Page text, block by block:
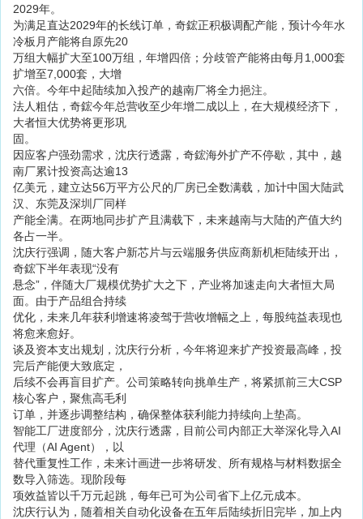
2029年。
为满足直达2029年的长线订单，奇鋐正积极调配产能，预计今年水
冷板月产能将自原先20
万组大幅扩大至100万组，年增四倍；分歧管产能将由每月1,000套
扩增至7,000套，大增
六倍。今年中起陆续加入投产的越南厂将全力挹注。
法人粗估，奇鋐今年总营收至少年增二成以上，在大规模经济下，
大者恒大优势将更形巩
固。
因应客户强劲需求，沈庆行透露，奇鋐海外扩产不停歇，其中，越
南厂累计投资高达逾13
亿美元，建立达56万平方公尺的厂房已全数满载，加计中国大陆武
汉、东莞及深圳厂同样
产能全满。在两地同步扩产且满载下，未来越南与大陆的产值大约
各占一半。
沈庆行强调，随大客户新芯片与云端服务供应商新机柜陆续开出，
奇鋐下半年表现“没有
悬念”，伴随大厂规模优势扩大之下，产业将加速走向大者恒大局
面。由于产品组合持续
优化，未来几年获利增速将凌驾于营收增幅之上，每股纯益表现也
将愈来愈好。
谈及资本支出规划，沈庆行分析，今年将迎来扩产投资最高峰，投
完后产能便大致底定，
后续不会再盲目扩产。公司策略转向挑单生产，将紧抓前三大CSP
核心客户，聚焦高毛利
订单，并逐步调整结构，确保整体获利能力持续向上垫高。
智能工厂进度部分，沈庆行透露，目前公司内部正大举深化导入AI
代理（AI Agent），以
替代重复性工作，未来计画进一步将研发、所有规格与材料数据全
数导入筛选。现阶段每
项效益皆以千万元起跳，每年已可为公司省下上亿元成本。
沈庆行认为，随着相关自动化设备在五年后陆续折旧完毕，加上内